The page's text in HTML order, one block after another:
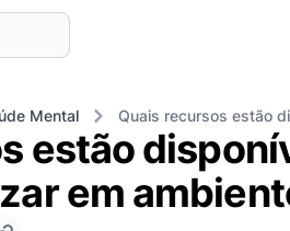
Mental Quais recursos estão
estão
em